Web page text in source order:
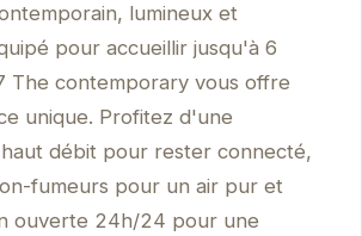
lumineux et
pour accueillir jusqu'à 6
The contemporary vous offre
unique. Profitez d'une
débit pour rester connecté,
fumeurs pour un air pur et
ouverte 24h/24 pour une